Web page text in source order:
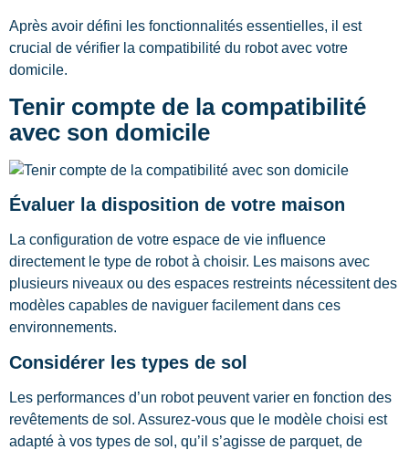
Après avoir défini les fonctionnalités essentielles, il est
crucial de vérifier la compatibilité du robot avec votre
domicile.
Tenir compte de la compatibilité
avec son domicile
Évaluer la disposition de votre maison
La configuration de votre espace de vie influence
directement le type de robot à choisir. Les maisons avec
plusieurs niveaux ou des espaces restreints nécessitent des
modèles capables de naviguer facilement dans ces
environnements.
Considérer les types de sol
Les performances d’un robot peuvent varier en fonction des
revêtements de sol. Assurez-vous que le modèle choisi est
adapté à vos types de sol, qu’il s’agisse de parquet, de